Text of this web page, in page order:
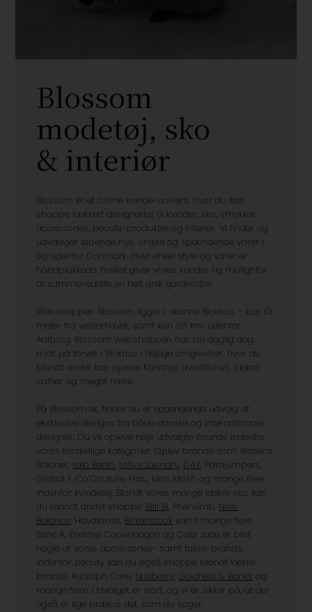
Blossom
modetøj, sko
& interiør
Blossom er et online kvinde-univers, hvor du kan
shoppe lækkert designertøj til kvinder, sko, smykker,
accessories, beauty-produkter og interiør. Vi finder og
udvælger løbende nye, unikke og spændende varer i-
og udenfor Danmark. Hver enkel style og varer er
håndplukkede, hvilket giver vores kunder rig mulighfor
at sammensætte en helt unik garderobe.
Webshoppen Blossom ligger i skønne Blokhus – kun få
meter fra vesterhavet, samt kun 36 km. udenfor
Aalborg. Blossom webshoppen har sin daglig dag
midt på torvet i Blokhus i dejlige omgivelser, hvor du
blandt andet kan opleve Kalstrup Livsstilshus, lækre
caféer og meget mere.
På Blossom.dk, finder du et spændende udvalg af
eksklusive designs fra både danske og internationale
designer. Du vil opleve nøje udvalgte brands indenfor
vores forskellige kategorier. Oplev brands som: Rabens
Saloner, Lala Berlin, Lollys Laundry, DAY, Parajumpers,
Global F, Co’Couture, Frau, Mos Mosh og mange flere
indenfor kvindetøj. Blandt vores mange lækre sko, kan
du blandt andet shoppe: Billi Bi, Phenumb, New
Balance, Havaianas, Birkenstock samt mange flere.
Stine A, Enamel Copenhagen og Cala Jade er blot
nogle af vores accessories- samt takse-brands.
Indenfor beauty kan du også shoppe blandt lækre
brands: Rudolph Care, Nailberry,Goldfield & Banks og
mange flere. Udvalget er stort, og vi er sikker på, at der
også er lige præcis det, som du søger.